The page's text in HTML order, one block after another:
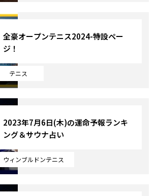
テニス
全豪オープンテニス2024-特設ペー
ジ！
ウィンブルドンテニス
2023年7月6日(木)の運命予報ランキ
ング＆サウナ占い